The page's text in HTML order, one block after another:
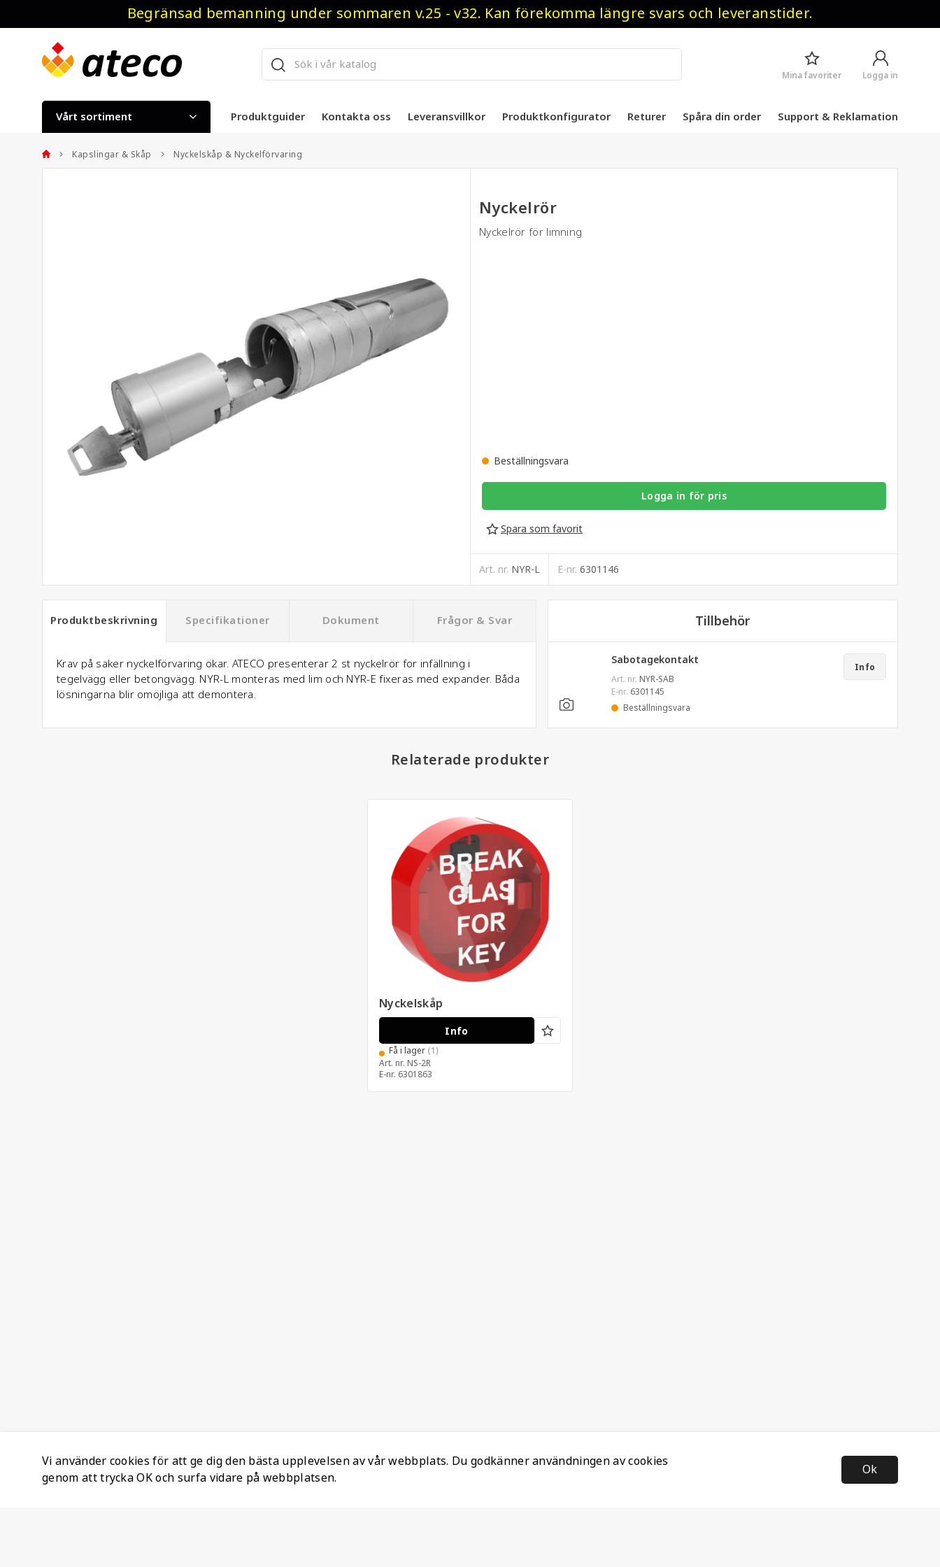
Begränsad bemanning under sommaren v.25 - v32. Kan förekomma längre svars och leveranstider.
Logga in
Mina favoriter
Vårt sortiment Produktguider Kontakta oss Leveransvillkor Produktkonfigurator Returer Spåra din order Support & Reklamation
Kapslingar & Skåp Nyckelskåp & Nyckelförvaring
Nyckelrör
Nyckelrör för limning
Beställningsvara
Logga in för pris
Spara som favorit
Art. nr. NYR-L E-nr. 6301146
Produktbeskrivning Specifikationer Dokument Frågor & Svar
Krav på saker nyckelförvaring ökar. ATECO presenterar 2 st nyckelrör for infällning i
tegelvägg eller betongvägg. NYR-L monteras med lim och NYR-E fixeras med expander. Båda
lösningarna blir omöjliga att demontera.
Tillbehör
Sabotagekontakt
Art. nr. NYR-SAB
E-nr. 6301145
Beställningsvara
Info
Relaterade produkter
Nyckelskåp
Info
Få i lager (1)
Art. nr. NS-2R
E-nr. 6301863
Vi använder cookies för att ge dig den bästa upplevelsen av vår webbplats. Du godkänner användningen av cookies
genom att trycka OK och surfa vidare på webbplatsen.
Ok